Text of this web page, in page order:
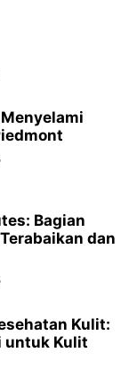
Bagian
dan
Kulit:
untuk Kulit